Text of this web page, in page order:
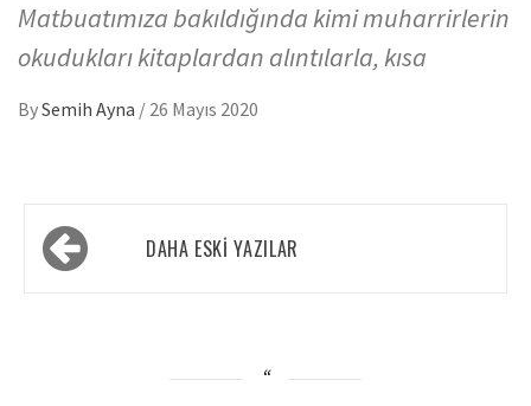
Matbuatımıza bakıldığında kimi muharrirlerin
okudukları kitaplardan alıntılarla, kısa
BySemih Ayna / 26 Mayıs 2020
DAHA ESKI YAZILAR